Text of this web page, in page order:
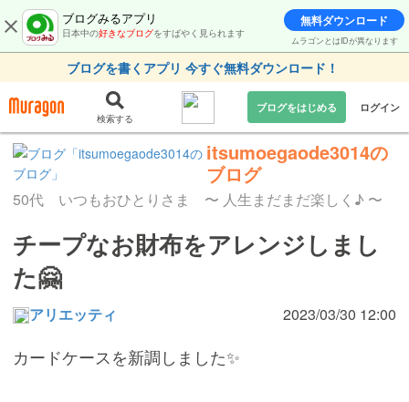
ブログみるアプリ
日本中の好きなブログをすばやく見られます
無料ダウンロード
ムラゴンとはIDが異なります
ブログを書くアプリ 今すぐ無料ダウンロード！
検索する
ブログをはじめる ログイン
itsumoegaode3014の
ブログ
50代 いつもおひとりさま 〜 人生まだまだ楽しく♪ 〜
チープなお財布をアレンジしまし
た🤗
アリエッティ 2023/03/30 12:00
カードケースを新調しました✨